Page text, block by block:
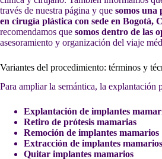
través de nuestra página y que somos una
en cirugía plástica con sede en Bogotá,
recomendamos que somos dentro de las
asesoramiento y organización del viaje
Variantes del procedimiento: términos y
Para ampliar la semántica, la explantación
Explantación de implantes
Retiro de prótesis mamarias
Remoción de implantes mamarios
Extracción de implantes
Quitar implantes mamarios